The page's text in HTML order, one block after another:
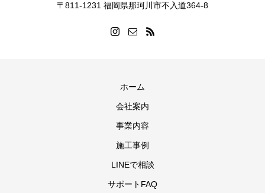
〒811-1231 福岡県那珂川市不入道364-8
ホーム
会社案内
事業内容
施工事例
LINEで相談
サポートFAQ